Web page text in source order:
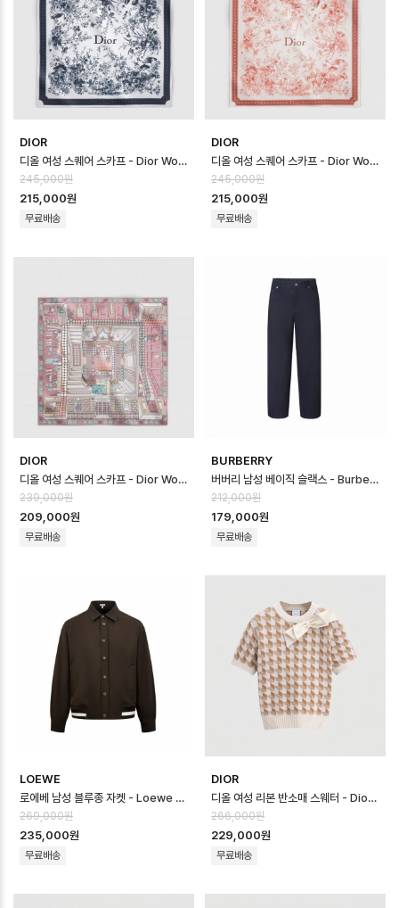
DIOR
디올 여성 스퀘어 스카프 - Dior Womens Square Scarf - acc8737…
245,000원
215,000원
무료배송
DIOR
디올 여성 스퀘어 스카프 - Dior Womens Square Scarf - acc8736…
245,000원
215,000원
무료배송
DIOR
디올 여성 스퀘어 스카프 - Dior Womens Square Scarf - acc8735…
239,000원
209,000원
무료배송
BURBERRY
버버리 남성 베이직 슬랙스 - Burberry Mens Basic Slacks - buc1…
212,000원
179,000원
무료배송
LOEWE
로에베 남성 블루종 자켓 - Loewe Mens Blouson Jacket - loc166…
269,000원
235,000원
무료배송
DIOR
디올 여성 리본 반소매 스웨터 - Dior Womens Ribbon Sweater - di…
266,000원
229,000원
무료배송